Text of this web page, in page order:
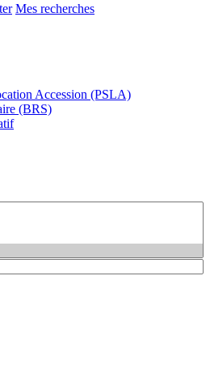
Mes recherches
Accession (PSLA)
(BRS)